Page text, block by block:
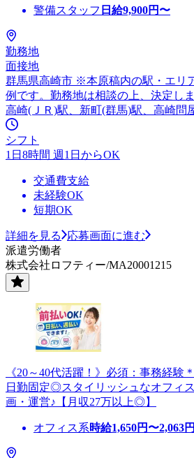
警備スタッフ 日給9,900円〜
勤務地
面接地
群馬県高崎市 ※本原稿内の駅・エリ
例です。勤務地は相談の上、決定しま
高崎(ＪＲ)駅、新町(群馬)駅、高崎問
シフト
1日8時間 週1日からOK
交通費支給
未経験OK
短期OK
詳細を見る
応募画面に進む
派遣労働者
株式会社ロフティー/MA20001215
《20～40代活躍！》必須：事務経
日勤固定◎スタイリッシュなオフィ
画・運営♪【月収27万以上◎】
オフィス系時給1,650円〜2,063円